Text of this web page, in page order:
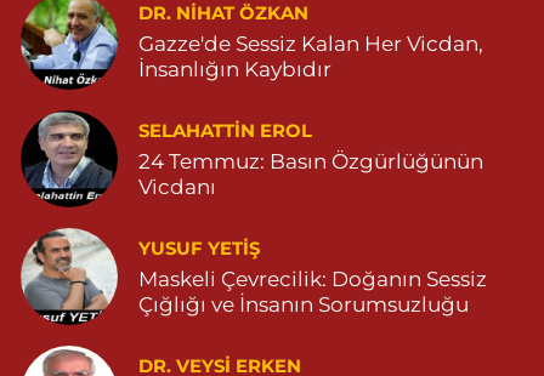
Serhat Eczanesi
Zeytinpınar Mahallesi, Roj Caddesi No:11 Derik Mardin
0 (482) 251 30 06
Çınarbaş Eczanesi
Bahçebaşı Mahallesi, Hanse Hatun Caddesi No:120 C Yeşilli
Mardin
0 (482) 591 10 15 Yol Tarifi Al
Şahin Eczanesi
Kaplan Mahallesi, Mardin Caddesi No:25 C Savur Mardin
0 (555) 151 49 05 Yol Tarifi Al
DR. NIHAT ÖZKAN
Gazze'de Sessiz Kalan Her Vicdan,
İnsanlığın Kaybıdır
SELAHATTIN EROL
24 Temmuz: Basın Özgürlüğünün
Vicdanı
YUSUF YETİŞ
Maskeli Çevrecilik: Doğanın Sessiz
Çığlığı ve İnsanın Sorumsuzluğu
DR. VEYSI ERKEN